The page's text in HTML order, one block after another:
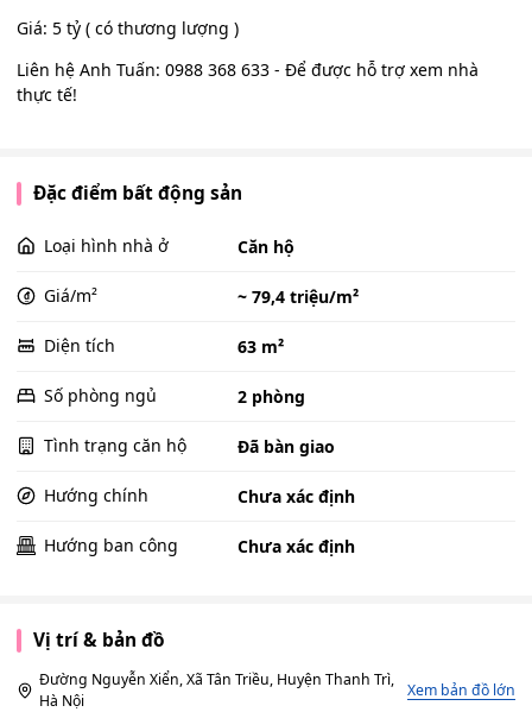
Giá: 5 tỷ ( có thương lượng )
Liên hệ Anh Tuấn: 0988 368 633 - Để được hỗ trợ xem nhà
thực tế!
Đặc điểm bất động sản
Loại hình nhà ở Căn hộ
Giá/m² ~ 79,4 triệu/m²
Diện tích 63 m²
Số phòng ngủ 2 phòng
Tình trạng căn hộ Đã bàn giao
Hướng chính Chưa xác định
Hướng ban công Chưa xác định
Vị trí & bản đồ
Đường Nguyễn Xiển, Xã Tân Triều, Huyện Thanh Trì,
Hà Nội
Xem bản đồ lớn